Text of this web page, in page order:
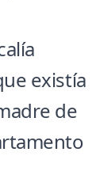
existía
de